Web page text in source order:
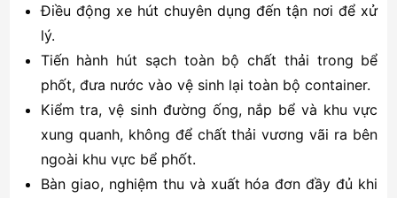
Điều động xe hút chuyên dụng đến tận nơi để xử
lý.
Tiến hành hút sạch toàn bộ chất thải trong bể
phốt, đưa nước vào vệ sinh lại toàn bộ container.
Kiểm tra, vệ sinh đường ống, nắp bể và khu vực
xung quanh, không để chất thải vương vãi ra bên
ngoài khu vực bể phốt.
Bàn giao, nghiệm thu và xuất hóa đơn đầy đủ khi